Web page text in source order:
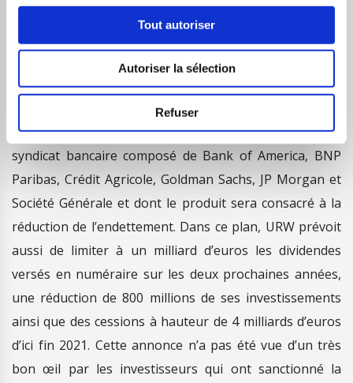
Tout autoriser
Autoriser la sélection
Refuser
Le groupe a annoncé, le 16 septembre 2020, la mise en
montant de 9 milliards d’euros pour faire face aux
incertitudes liées à la crise sanitaire. Ce plan prévoit,
entre autres, une augmentation de capital de 3,5
milliards d’euros, intégralement souscrite par un
syndicat bancaire composé de Bank of America, BNP
Paribas, Crédit Agricole, Goldman Sachs, JP Morgan et
Société Générale et dont le produit sera consacré à la
réduction de l’endettement. Dans ce plan, URW prévoit
aussi de limiter à un milliard d’euros les dividendes
versés en numéraire sur les deux prochaines années,
une réduction de 800 millions de ses investissements
ainsi que des cessions à hauteur de 4 milliards d’euros
d’ici fin 2021. Cette annonce n’a pas été vue d’un très
bon œil par les investisseurs qui ont sanctionné la